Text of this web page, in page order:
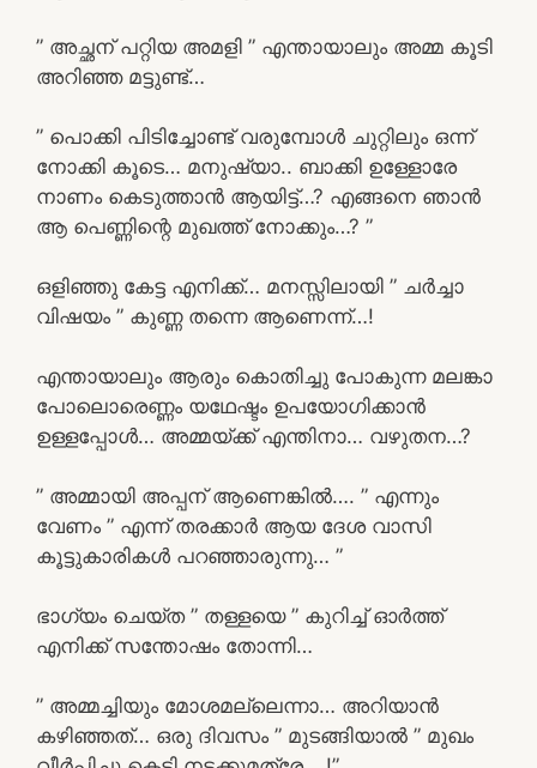
” അച്ഛന് പറ്റിയ അമളി ” എന്തായാലും അമ്മ കൂടി
അറിഞ്ഞ മട്ടുണ്ട്…
” പൊക്കി പിടിച്ചോണ്ട് വരുമ്പോൾ ചുറ്റിലും ഒന്ന്
നോക്കി കൂടെ… മനുഷ്യാ.. ബാക്കി ഉള്ളോരേ
നാണം കെടുത്താൻ ആയിട്ട്…? എങ്ങനെ ഞാൻ
ആ പെണ്ണിന്റെ മുഖത്ത് നോക്കും…? ”
ഒളിഞ്ഞു കേട്ട എനിക്ക്… മനസ്സിലായി ” ചർച്ചാ
വിഷയം ” കുണ്ണ തന്നെ ആണെന്ന്…!
എന്തായാലും ആരും കൊതിച്ചു പോകുന്ന മലങ്കാ
പോലൊരെണ്ണം യഥേഷ്ടം ഉപയോഗിക്കാൻ
ഉള്ളപ്പോൾ… അമ്മയ്ക്ക് എന്തിനാ… വഴുതന…?
” അമ്മായി അപ്പന് ആണെങ്കിൽ…. ” എന്നും
വേണം ” എന്ന് തരക്കാർ ആയ ദേശ വാസി
കൂട്ടുകാരികൾ പറഞ്ഞാരുന്നു… ”
ഭാഗ്യം ചെയ്ത ” തള്ളയെ ” കുറിച്ച് ഓർത്ത്
എനിക്ക് സന്തോഷം തോന്നി…
” അമ്മച്ചിയും മോശമല്ലെന്നാ… അറിയാൻ
കഴിഞ്ഞത്… ഒരു ദിവസം ” മുടങ്ങിയാൽ ” മുഖം